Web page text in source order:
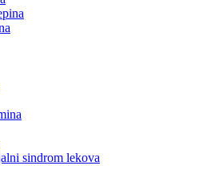
sindrom lekova